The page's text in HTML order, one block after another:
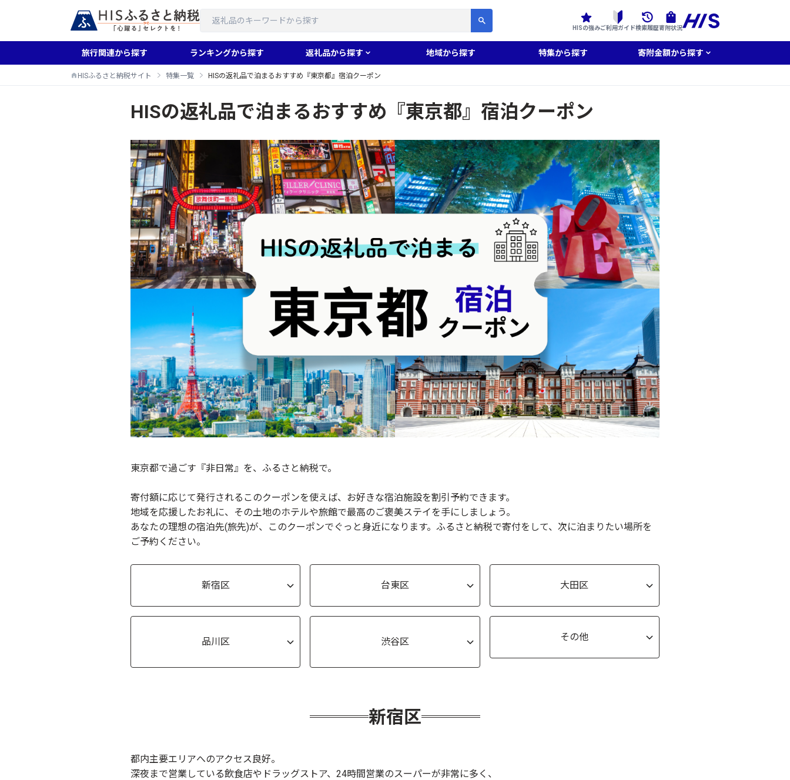
HISの強みご利用ガイド検索履歴寄附状況
旅行関連から探す ランキングから探す 返礼品から探す 地域から探す 特集から探す 寄附金額から探す
HISふるさと納税サイト 特集一覧 HISの返礼品で泊まるおすすめ『東京都』宿泊クーポン
HISの返礼品で泊まるおすすめ『東京都』宿泊クーポン
東京都で過ごす『非日常』を、ふるさと納税で。
寄付額に応じて発行されるこのクーポンを使えば、お好きな宿泊施設を割引予約できます。
地域を応援したお礼に、その土地のホテルや旅館で最高のご褒美ステイを手にしましょう。
あなたの理想の宿泊先(旅先)が、このクーポンでぐっと身近になります。ふるさと納税で寄付をして、次に泊まりたい場所を
ご予約ください。
新宿区 台東区 大田区
品川区 渋谷区 その他
新宿区
都内主要エリアへのアクセス良好。
深夜まで営業している飲食店やドラッグストア、24時間営業のスーパーが非常に多く、